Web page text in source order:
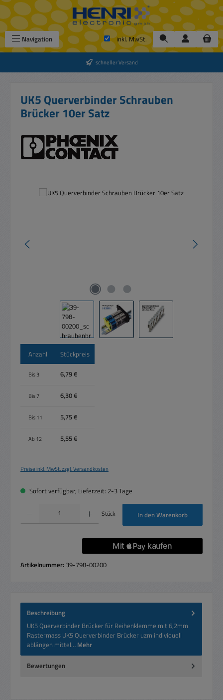
Zum Hauptinhalt springen
Navigation inkl. MwSt.
schneller Versand
UK5 Querverbinder Schrauben
Brücker 10er Satz
Bildergalerie überspringen
Anzahl Stückpreis
Bis3 6,79 €
Bis7 6,30 €
Bis11 5,75 €
Ab 12 5,55 €
Preise inkl. MwSt. zzgl. Versandkosten
Sofort verfügbar, Lieferzeit: 2-3 Tage
Produkt Anzahl: Gib den gewünschten Wert ein oder benutze die Schaltflächen um
Stück In den Warenkorb
Artikelnummer: 39-798-00200
Beschreibung
UK5 Querverbinder Brücker für Reihenklemme mit 6,2mm
Rastermass UK5 Querverbinder Brücker uzm individuell
ablängen mittel… Mehr
Bewertungen